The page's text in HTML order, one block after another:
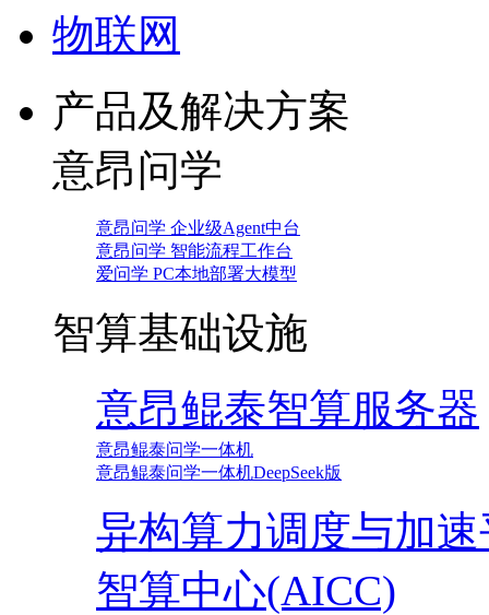
物联网
产品及解决方案
意昂问学
意昂问学 企业级Agent中台
意昂问学 智能流程工作台
爱问学 PC本地部署大模型
智算基础设施
意昂鲲泰智算服务器
意昂鲲泰问学一体机
意昂鲲泰问学一体机DeepSeek版
异构算力调度与加
智算中心(AICC)